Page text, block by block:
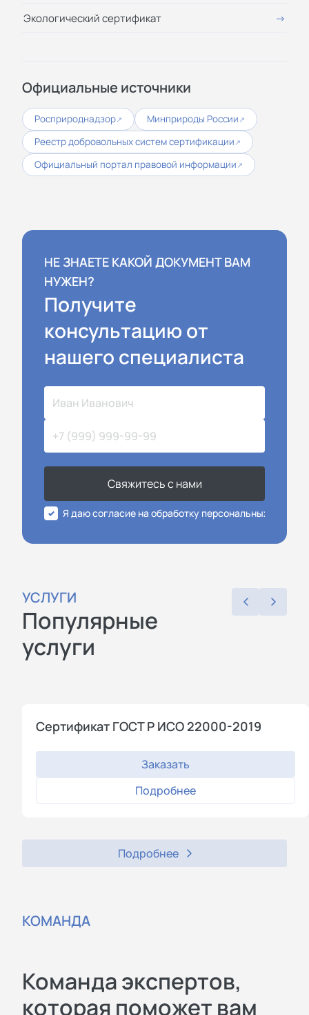
Экологический сертификат
Официальные источники
Росприроднадзор↗ Минприроды России ↗
Реестр добровольных систем сертификации ↗
Официальный портал правовой информации ↗
НЕ ЗНАЕТЕ КАКОЙ ДОКУМЕНТ ВАМ
НУЖЕН?
Получите
консультацию от
нашего специалиста
Свяжитесь с нами
Я даю согласие на обработку персональных
УСЛУГИ
Популярные
услуги
Сертификат ГОСТ Р ИСО 22000-2019
Заказать
Подробнее
Подробнее
КОМАНДА
Команда экспертов,
которая поможет вам